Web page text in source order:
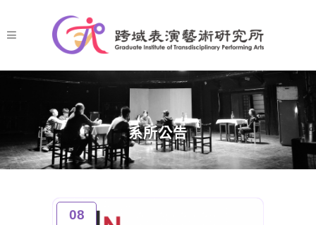
系所公告
08